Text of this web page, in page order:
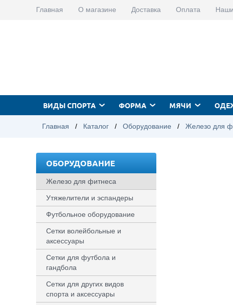
Главная О магазине Доставка Оплата
ВИДЫ СПОРТА ФОРМА МЯЧИ
Главная / Каталог / Оборудование / Железо для
ОБОРУДОВАНИЕ
Железо для фитнеса
Утяжелители и эспандеры
Футбольное оборудование
Сетки волейбольные и
аксессуары
Сетки для футбола и
гандбола
Сетки для других видов
спорта и аксессуары